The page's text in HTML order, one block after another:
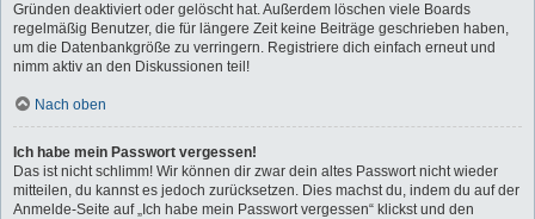
Gründen deaktiviert oder gelöscht hat. Außerdem löschen viele Boards
regelmäßig Benutzer, die für längere Zeit keine Beiträge geschrieben haben,
um die Datenbankgröße zu verringern. Registriere dich einfach erneut und
nimm aktiv an den Diskussionen teil!
Nach oben
Ich habe mein Passwort vergessen!
Das ist nicht schlimm! Wir können dir zwar dein altes Passwort nicht wieder
mitteilen, du kannst es jedoch zurücksetzen. Dies machst du, indem du auf der
Anmelde-Seite auf „Ich habe mein Passwort vergessen“ klickst und den